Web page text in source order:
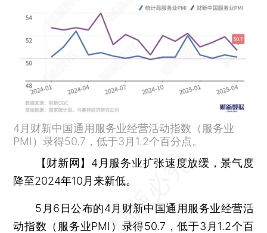
4月财新中国通用服务业经营活动指数（服务业
PMI）录得50.7，低于3月1.2个百分点。
【财新网】 4月服务业扩张速度放缓，景气度
降至2024年10月来新低。
5月6日公布的4月财新中国通用服务业经营活
动指数（服务业PMI）录得50.7，低于3月1.2个百